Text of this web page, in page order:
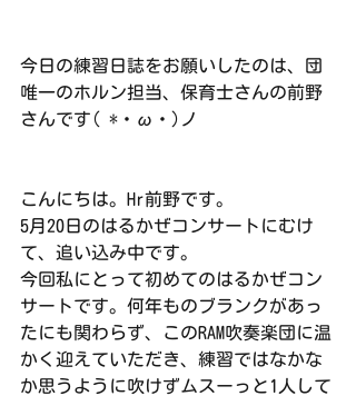
今日の練習日誌をお願いしたのは、団
唯一のホルン担当、保育士さんの前野
さんです( *・ω・)ノ
こんにちは。Hr前野です。
5月20日のはるかぜコンサートにむけ
て、追い込み中です。
今回私にとって初めてのはるかぜコン
サートです。何年ものブランクがあっ
たにも関わらず、このRAM吹奏楽団に温
かく迎えていただき、練習ではなかな
か思うように吹けずムスーっと1人して